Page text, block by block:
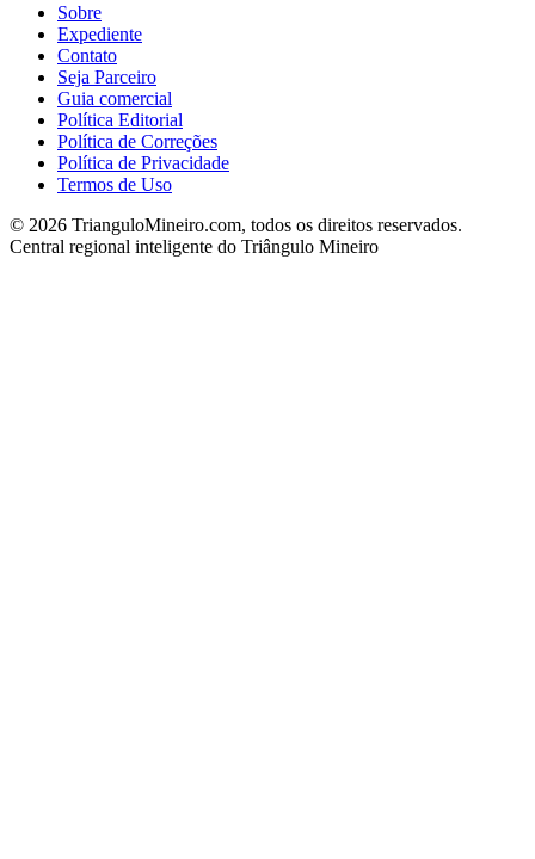
Sobre
Expediente
Contato
Seja Parceiro
Guia comercial
Política Editorial
Política de Correções
Política de Privacidade
Termos de Uso
© 2026 TrianguloMineiro.com, todos os direitos reservados.
Central regional inteligente do Triângulo Mineiro